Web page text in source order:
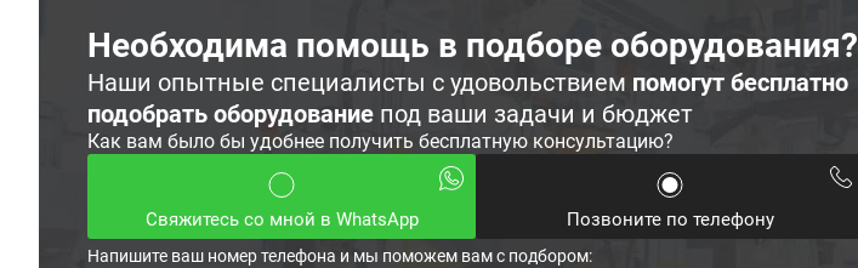
Необходима помощь в подборе оборудования?
Наши опытные специалисты с удовольствием помогут бесплатно
подобрать оборудование под ваши задачи и бюджет
Как вам было бы удобнее получить бесплатную консультацию?
Свяжитесь со мной в WhatsApp Позвоните по телефону
Напишите ваш номер телефона и мы поможем вам с подбором: